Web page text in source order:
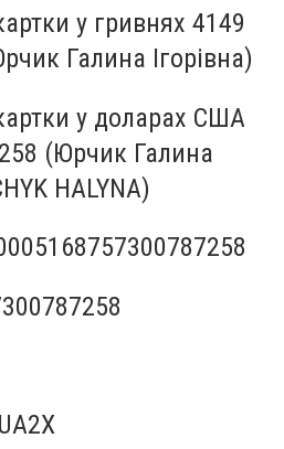
у гривнях 4149
Галина Ігорівна)
у доларах США
(Юрчик Галина
HALYNA)